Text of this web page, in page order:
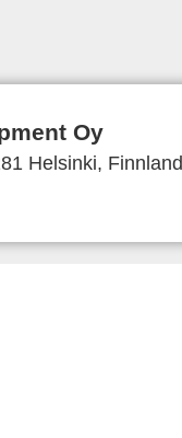
Oy
Helsinki, Finnland